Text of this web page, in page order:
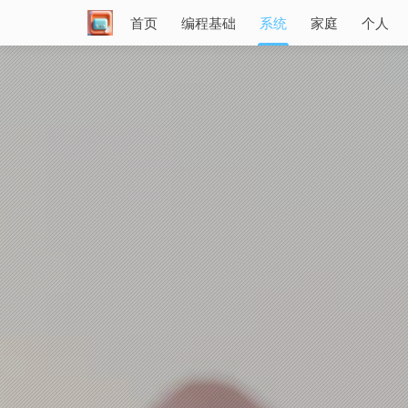
首页 编程基础 系统 家庭 个人